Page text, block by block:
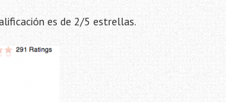
es de 2/5 estrellas.